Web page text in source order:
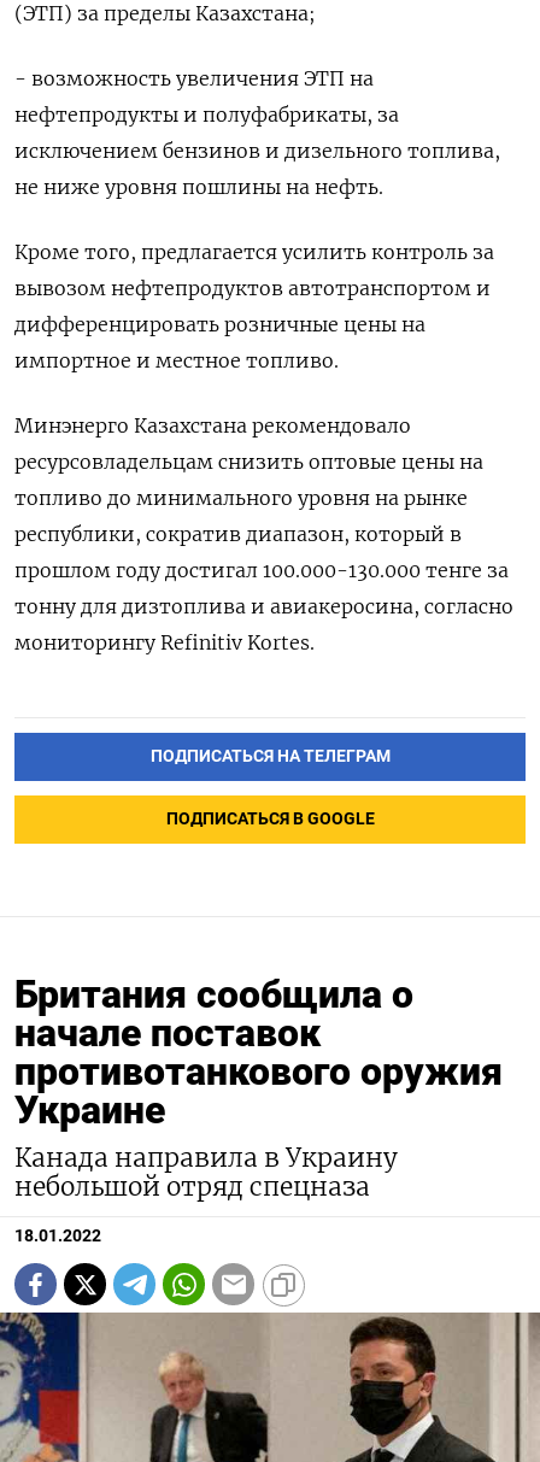
(ЭТП) за пределы Казахстана;
- возможность увеличения ЭТП на
нефтепродукты и полуфабрикаты, за
исключением бензинов и дизельного топлива,
не ниже уровня пошлины на нефть.
Кроме того, предлагается усилить контроль за
вывозом нефтепродуктов автотранспортом и
дифференцировать розничные цены на
импортное и местное топливо.
Минэнерго Казахстана рекомендовало
ресурсовладельцам снизить оптовые цены на
топливо до минимального уровня на рынке
республики, сократив диапазон, который в
прошлом году достигал 100.000-130.000 тенге за
тонну для дизтоплива и авиакеросина, согласно
мониторингу Refinitiv Kortes.
ПОДПИСАТЬСЯ НА ТЕЛЕГРАМ
ПОДПИСАТЬСЯ В GOOGLE
Британия сообщила о
начале поставок
противотанкового оружия
Украине
Канада направила в Украину
небольшой отряд спецназа
18.01.2022